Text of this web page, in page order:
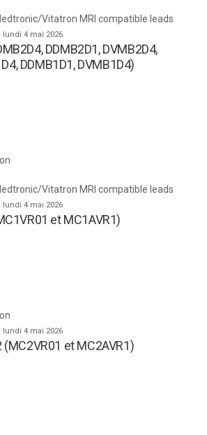
Vitatron MRI compatible leads
lundi 4 mai 2026
DDMB2D1, DVMB2D4,
DDMB1D1, DVMB1D4)
Vitatron MRI compatible leads
lundi 4 mai 2026
et MC1AVR1)
lundi 4 mai 2026
(MC2VR01 et MC2AVR1)